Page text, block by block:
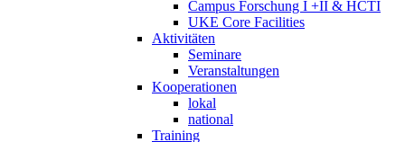
Campus Forschung I +II & HCTI
UKE Core Facilities
Aktivitäten
Seminare
Veranstaltungen
Kooperationen
lokal
national
Training